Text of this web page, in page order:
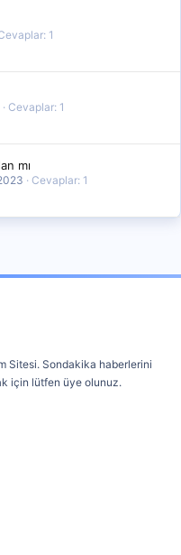
1
Cevaplar: 1
mı
Cevaplar: 1
Sitesi. Sondakika haberlerini
için lütfen üye olunuz.